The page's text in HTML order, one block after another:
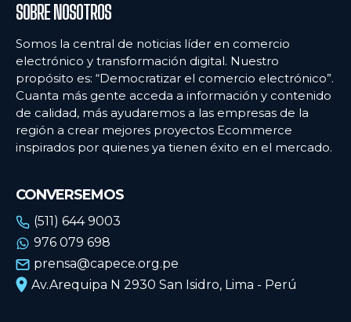
MÉXICO
URUGUAY
VENEZUELA
MÉXICO
URUGUAY
VENEZUELA
SOBRE NOSOTROS
Somos la central de noticias líder en comercio
electrónico y transformación digital. Nuestro
propósito es: “Democratizar el comercio electrónico”.
Cuanta más gente acceda a información y contenido
de calidad, más ayudaremos a las empresas de la
región a crear mejores proyectos Ecommerce
inspirados por quienes ya tienen éxito en el mercado.
CONVERSEMOS
(511) 644 9003
976 079 698
prensa@capece.org.pe
Av.Arequipa N 2930 San Isidro, Lima - Perú